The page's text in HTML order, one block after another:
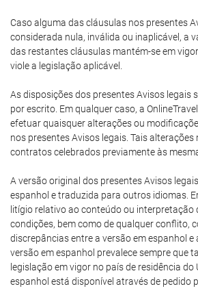
Caso alguma das cláusulas nos presentes
considerada nula, inválida ou inaplicável, a
das restantes cláusulas mantém-se em
viole a legislação aplicável.
As disposições dos presentes Avisos legais
por escrito. Em qualquer caso, a
efetuar quaisquer alterações ou
nos presentes Avisos legais. Tais
contratos celebrados previamente às
A versão original dos presentes Avisos
espanhol e traduzida para outros idiomas.
litígio relativo ao conteúdo ou interpretação
condições, bem como de qualquer conflito,
discrepâncias entre a versão em espanhol e
versão em espanhol prevalece sempre que
legislação em vigor no país de residência do
espanhol está disponível através de pedido